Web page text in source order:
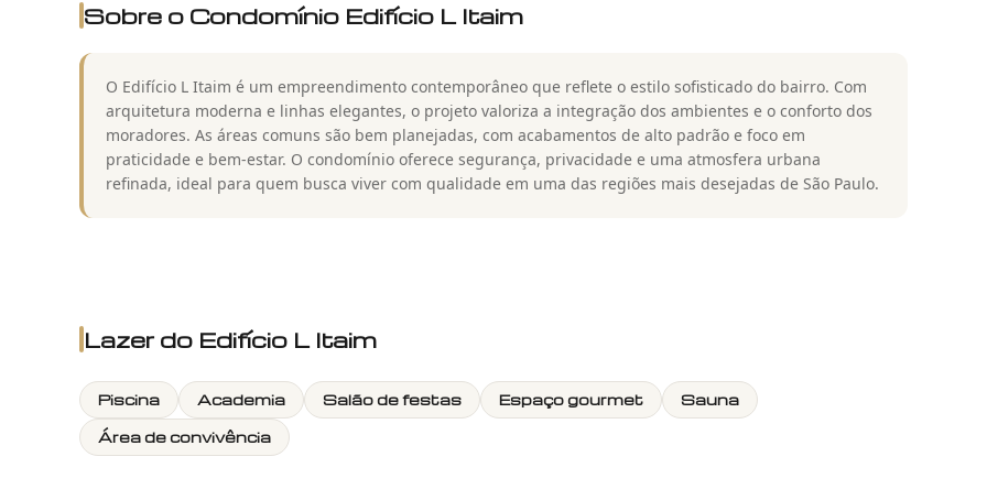
Sobre o Condomínio Edifício L Itaim
O Edifício L Itaim é um empreendimento contemporâneo que reflete o estilo sofisticado do bairro. Com
arquitetura moderna e linhas elegantes, o projeto valoriza a integração dos ambientes e o conforto dos
moradores. As áreas comuns são bem planejadas, com acabamentos de alto padrão e foco em
praticidade e bem-estar. O condomínio oferece segurança, privacidade e uma atmosfera urbana
refinada, ideal para quem busca viver com qualidade em uma das regiões mais desejadas de São Paulo.
Lazer do Edifício L Itaim
Piscina Academia Salão de festas Espaço gourmet
Sauna
Área de convivência